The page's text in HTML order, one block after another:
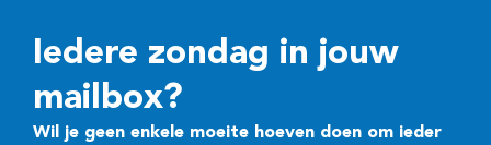
Iedere zondag in jouw
mailbox?
Wil je geen enkele moeite hoeven doen om ieder